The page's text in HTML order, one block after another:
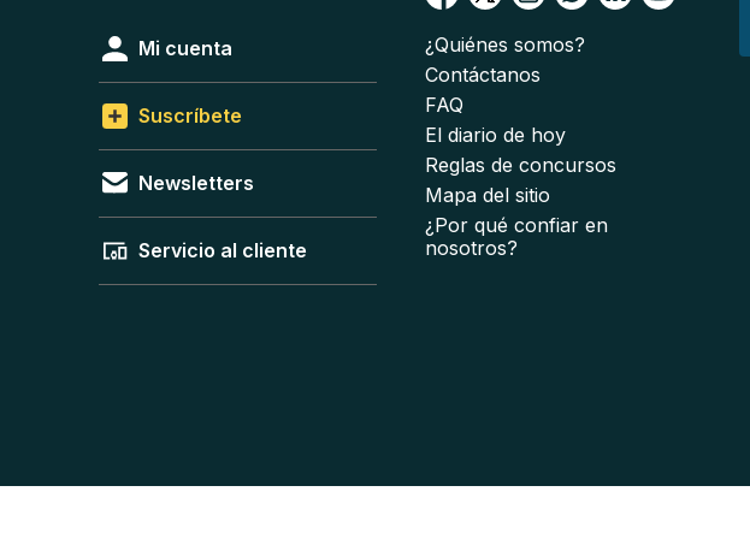
Mi cuenta
Suscríbete
Newsletters
Servicio al cliente
¿Quiénes somos?
Contáctanos
FAQ
El diario de hoy
Reglas de concursos
Mapa del sitio
¿Por qué confiar en
nosotros?